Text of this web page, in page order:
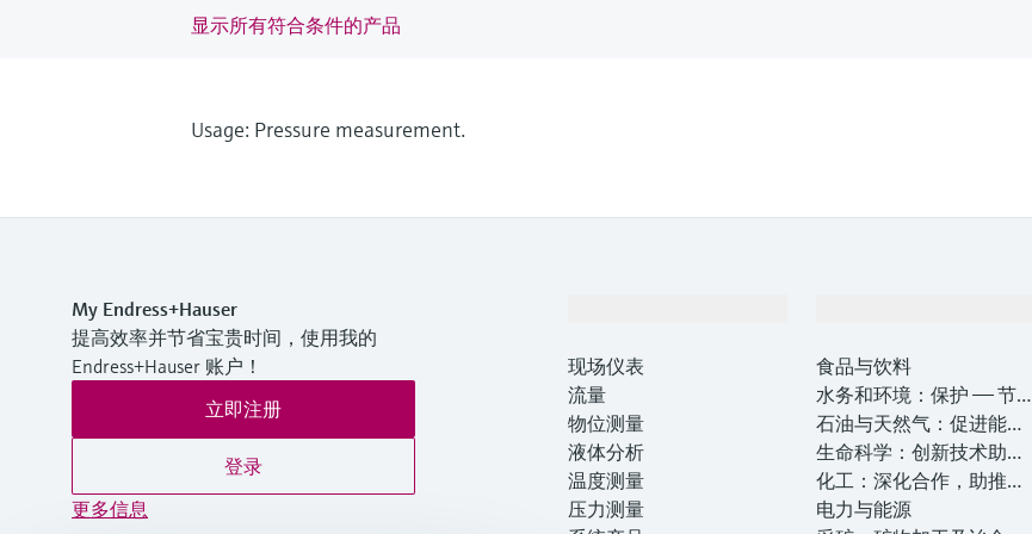
显示所有符合条件的产品
Usage: Pressure measurement.
My Endress+Hauser
提高效率并节省宝贵时间，使用我的
Endress+Hauser 账户！
立即注册
登录
更多信息
现场仪表
流量
物位测量
液体分析
温度测量
压力测量
食品与饮料
水务和环境：保护 —— 节约
—— 提高
石油与天然气：促进能源
转型，实现净零目标
生命科学：创新技术助推
卓越运营
化工：深化合作，助推可
持续成功
电力与能源